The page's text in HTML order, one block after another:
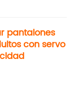
pantalones
con servo